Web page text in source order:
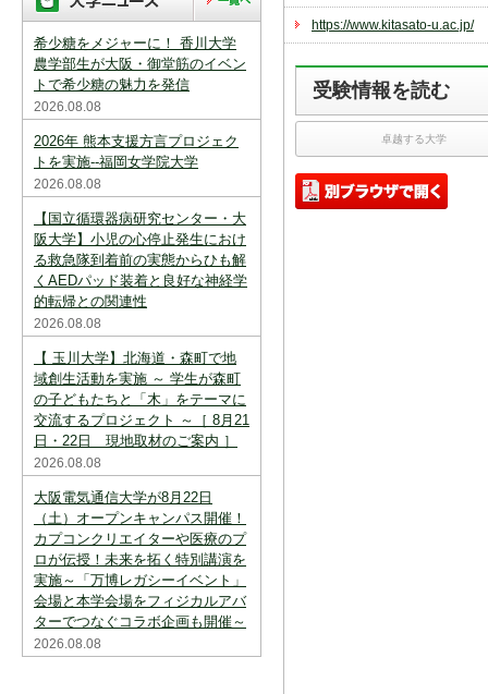
削除して下さい。
「資料請求カート」の登録情報は、アクセ
スを中断すると消えてしまいます。ご注意
下さい。
※現在登録されている大学はありません。
※「資料請求カート」に登録できる学校は
20校までです。
希少糖をメジャーに！ 香川大学
農学部生が大阪・御堂筋のイベン
トで希少糖の魅力を発信
2026.08.08
2026年 熊本支援方言プロジェク
トを実施--福岡女学院大学
2026.08.08
【国立循環器病研究センター・大
阪大学】小児の心停止発生におけ
る救急隊到着前の実態からひも解
くAEDパッド装着と良好な神経学
的転帰との関連性
2026.08.08
【 玉川大学】北海道・森町で地
域創生活動を実施 ～ 学生が森町
の子どもたちと「木」をテーマに
交流するプロジェクト ～［ 8月21
日・22日 現地取材のご案内 ］
2026.08.08
大阪電気通信大学が8月22日
（土）オープンキャンパス開催！
カプコンクリエイターや医療のプ
ロが伝授！未来を拓く特別講演を
実施～「万博レガシーイベント」
会場と本学会場をフィジカルアバ
ターでつなぐコラボ企画も開催～
2026.08.08
https://www.kitasato-u.ac.jp/
受験情報を読む
卓越する大学